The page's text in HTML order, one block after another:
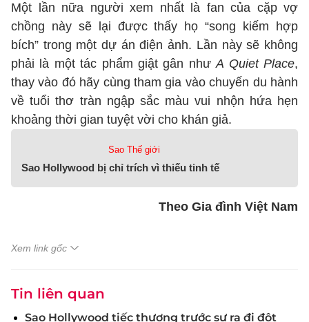
Một lần nữa người xem nhất là fan của cặp vợ
chồng này sẽ lại được thấy họ “song kiếm hợp
bích” trong một dự án điện ảnh. Lần này sẽ không
phải là một tác phẩm giật gân nhưA Quiet Place,
thay vào đó hãy cùng tham gia vào chuyến du hành
về tuổi thơ tràn ngập sắc màu vui nhộn hứa hẹn
khoảng thời gian tuyệt vời cho khán giả.
Sao Thế giới
Sao Hollywood bị chỉ trích vì thiếu tinh tế
Theo Gia đình Việt Nam
Xem link gốc
Tin liên quan
Sao Hollywood tiếc thương trước sự ra đi đột